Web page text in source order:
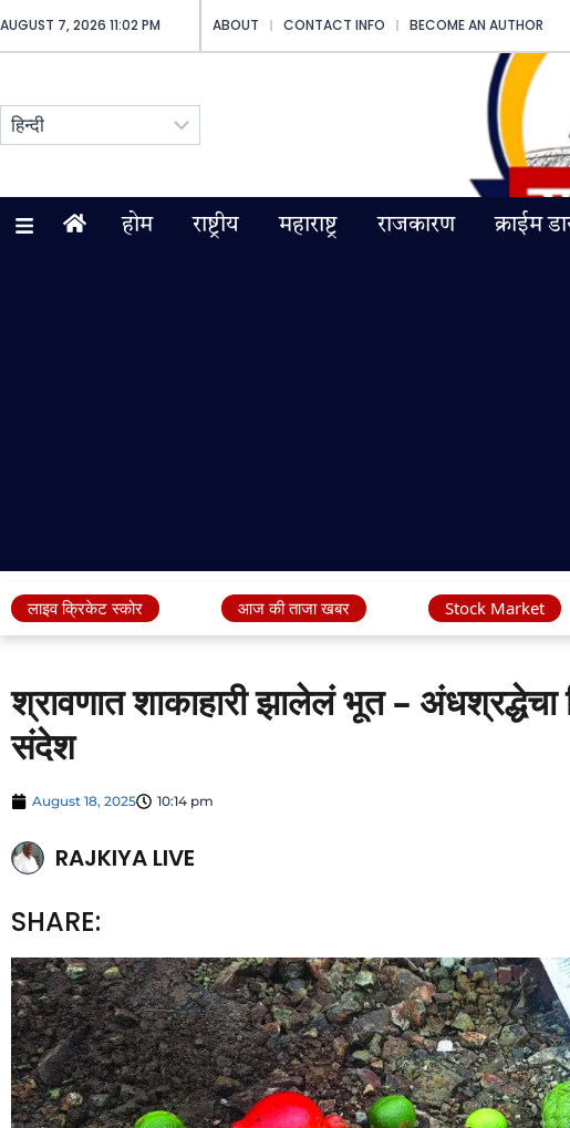
AUGUST 7, 2026 11:02 PM ABOUT CONTACT INFO BECOME AN AUTHOR
होम राष्ट्रीय महाराष्ट्र राजकारण क्राईम
लाइव क्रिकेट स्कोर आज की ताजा खबर Stock Market
श्रावणात शाकाहारी झालेलं भूत – अंधश्रद्धेचा
संदेश
August 18, 2025 10:14 pm
RAJKIYA LIVE
SHARE: